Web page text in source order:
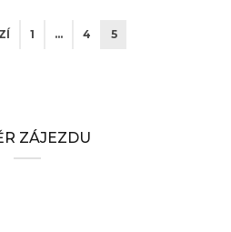
1 … 4 5
ZÁJEZDU